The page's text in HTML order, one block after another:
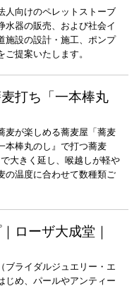
人向けのペレットストーブ
水器の販売、および社会イ
施設の設計・施工、ポンプ
提案いたします。
打ち「一本棒丸
麦が楽しめる蕎麦屋「蕎麦
本棒丸のし』で打つ蕎麦
大きく延し、喉越しが軽や
の温度に合わせて数種類ご
ローザ大成堂｜
ブライダルジュエリー・エ
じめ、パールやアンティー